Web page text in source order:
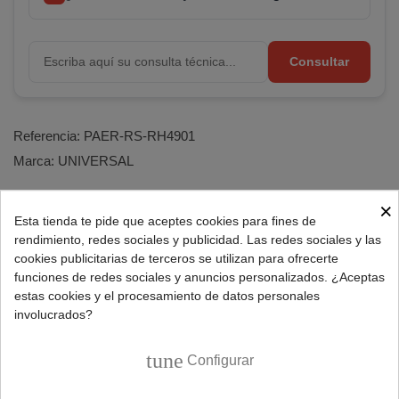
Consultar
Referencia: PAER-RS-RH4901
Marca: UNIVERSAL
DESCRIPCIÓN
Fuente de alimentación para aspiradores escoba
Rowenta Air Force 18V.
Entrada: 100-240V 50/60Hz 0.3A.
×
Esta tienda te pide que aceptes cookies para fines de
rendimiento, redes sociales y publicidad. Las redes sociales y las
cookies publicitarias de terceros se utilizan para ofrecerte
funciones de redes sociales y anuncios personalizados. ¿Aceptas
estas cookies y el procesamiento de datos personales
involucrados?
tune Configurar